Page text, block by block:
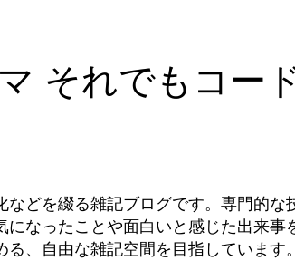
それでもコー
どを綴る雑記ブログです。専門的な
になったことや面白いと感じた出来
、自由な雑記空間を目指しています